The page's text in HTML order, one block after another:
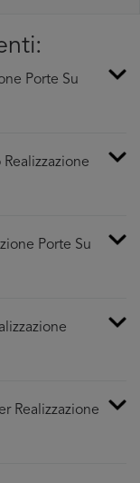
Porte Su
Porte Su
Realizzazione